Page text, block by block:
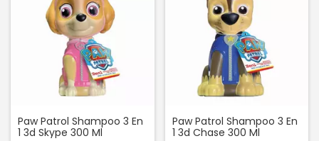
Paw Patrol Shampoo 3 En
1 3d Skype 300 Ml
Paw Patrol Shampoo 3 En
1 3d Chase 300 Ml